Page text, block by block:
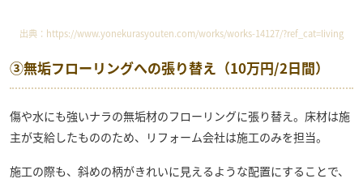
出典： https://www.yonekurasyouten.com/works/works-14127/?ref_cat=living
③無垢フローリングへの張り替え（10万円/2日間）
傷や水にも強いナラの無垢材のフローリングに張り替え。床材は施
主が支給したもののため、リフォーム会社は施工のみを担当。
施工の際も、斜めの柄がきれいに見えるような配置にすることで、